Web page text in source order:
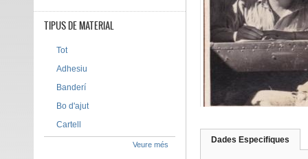
Dades Especifiques
TIPUS DE MATERIAL
Tot
Adhesiu
Banderí
Bo d'ajut
Cartell
Veure més